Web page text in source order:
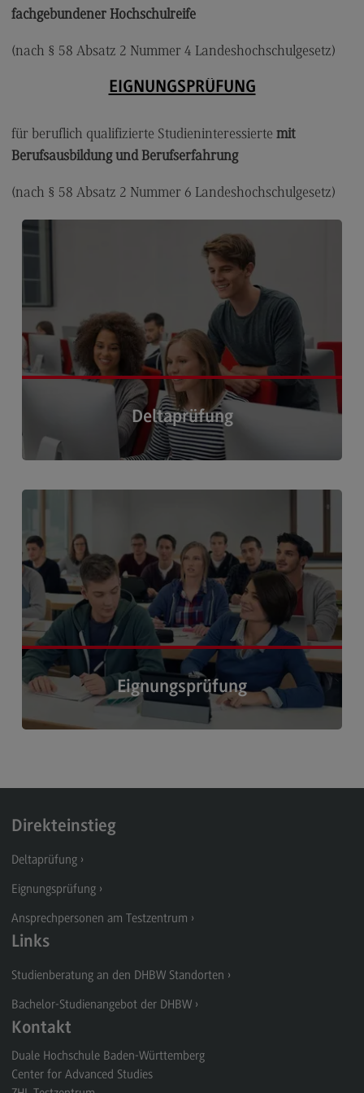
Zielgruppe Eignungsprüfung
Prüfungsaufbau
Termine, Anmeldung und Zulassung
Schriftlicher Antrag
Kontakt
TestAS (Test für Ausländische Studierende)
Informationen auf Deutsch
Information in English
Ansprechpersonen
Telefonische Erreichbarkeit
Kontaktformular
Wegbeschreibung
Informationen
Satzungen
Impressum
Datenschutzerklärung
ZHL – Zentrum für Hochschuldidaktik und
(External link)
(External link)
(External link)
fachgebundener Hochschulreife
(nach § 58 Absatz 2 Nummer 4 Landeshochschulgesetz)
EIGNUNGSPRÜFUNG
für beruflich qualifizierte Studieninteressierte mit
Berufsausbildung und Berufserfahrung
(nach § 58 Absatz 2 Nummer 6 Landeshochschulgesetz)
Deltaprüfung
Studieninteressierte mit Fachhochschulreife oder
Eignungsprüfung
Direkteinstieg
Deltaprüfung
Eignungsprüfung
Ansprechpersonen am Testzentrum
Links
Studienberatung an den DHBW Standorten
Bachelor-Studienangebot der DHBW
Kontakt
Duale Hochschule Baden-Württemberg
Center for Advanced Studies